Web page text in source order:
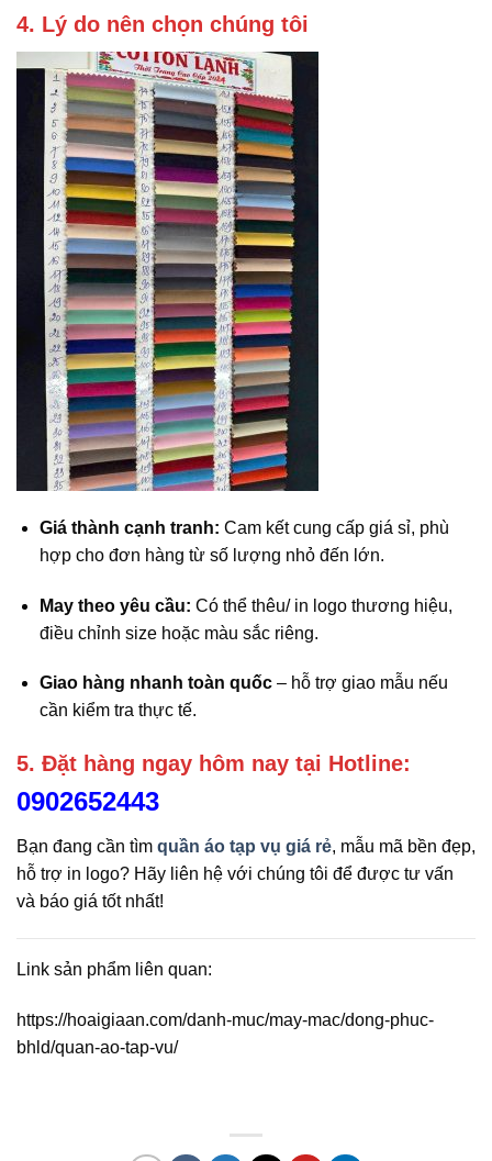
4. Lý do nên chọn chúng tôi
Giá thành cạnh tranh: Cam kết cung cấp giá sỉ, phù
hợp cho đơn hàng từ số lượng nhỏ đến lớn.
May theo yêu cầu: Có thể thêu/ in logo thương hiệu,
điều chỉnh size hoặc màu sắc riêng.
Giao hàng nhanh toàn quốc– hỗ trợ giao mẫu nếu
cần kiểm tra thực tế.
5. Đặt hàng ngay hôm nay tại Hotline:
0902652443
Bạn đang cần tìm quần áo tạp vụ giá rẻ, mẫu mã bền đẹp,
hỗ trợ in logo? Hãy liên hệ với chúng tôi để được tư vấn
và báo giá tốt nhất!
Link sản phẩm liên quan:
https://hoaigiaan.com/danh-muc/may-mac/dong-phuc-
bhld/quan-ao-tap-vu/